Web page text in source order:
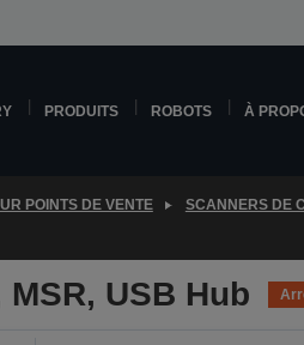
PRODUITS ROBOTS À
POINTS DE VENTE SCANNERS DE
USB Hub